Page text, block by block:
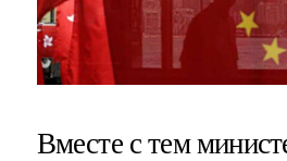
Вместе с тем